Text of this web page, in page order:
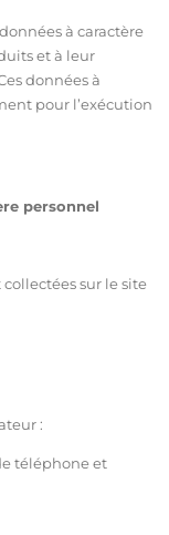
à caractère
et à leur
données à
pour l’exécution
personnel
sur le site
:
téléphone et